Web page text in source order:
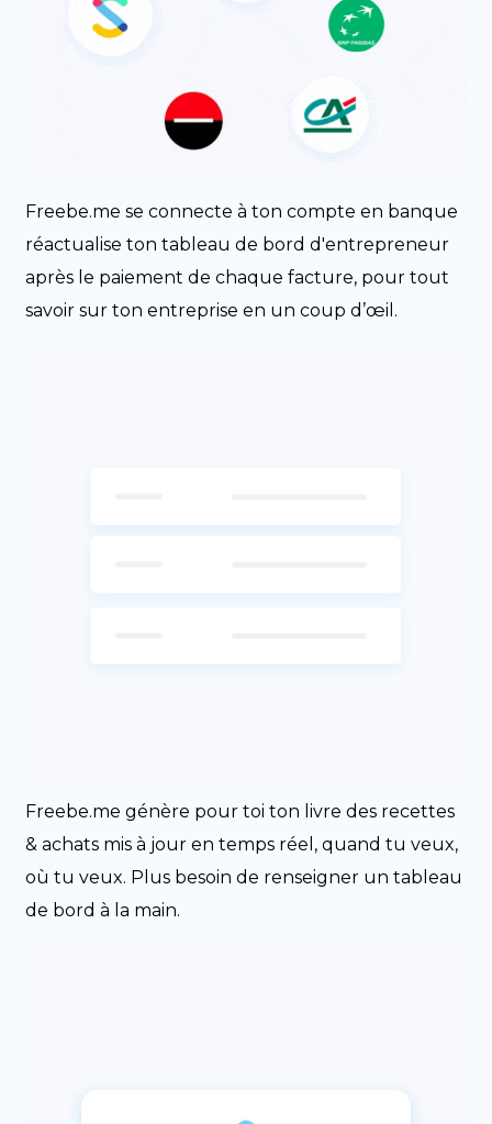
Freebe.me se connecte à ton compte en banque
réactualise ton tableau de bord d'entrepreneur
après le paiement de chaque facture, pour tout
savoir sur ton entreprise en un coup d’œil.
Freebe.me génère pour toi ton livre des recettes
& achats mis à jour en temps réel, quand tu veux,
où tu veux. Plus besoin de renseigner un tableau
de bord à la main.